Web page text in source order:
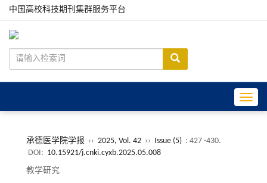
中国高校科技期刊集群服务平台
承德医学院学报 ›› 2025, Vol. 42 ›› Issue (5) : 427 -430.
DOI: 10.15921/j.cnki.cyxb.2025.05.008
教学研究